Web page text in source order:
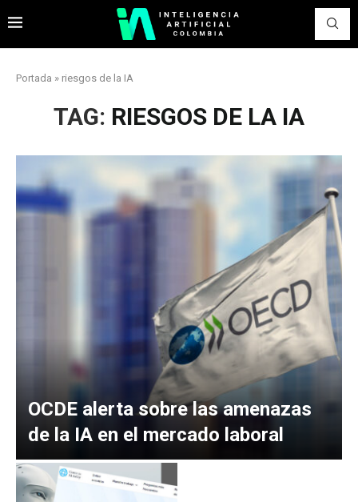
Portada » riesgos de la IA
TAG: RIESGOS DE LA IA
OCDE alerta sobre las amenazas
de la IA en el mercado laboral